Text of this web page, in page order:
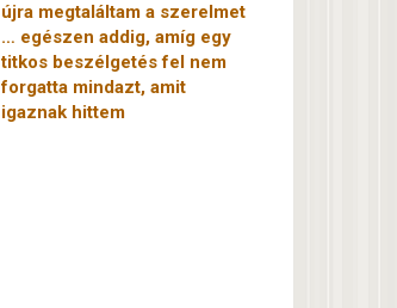
újra megtaláltam a szerelmet
… egészen addig, amíg egy
titkos beszélgetés fel nem
forgatta mindazt, amit
igaznak hittem